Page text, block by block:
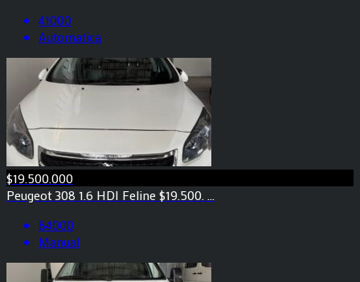
41000
Automatica
$19.500.000
Peugeot 308 1.6 HDI Feline $19.500. ...
84000
Manual